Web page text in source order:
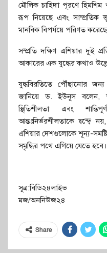
মৌলিক চাহিদা পূরণে হিমশিম
রূপ নিয়েছে এবং
মানবিক বিপর্যয়ে পরিণত
সম্প্রতি দক্ষিণ এশিয়ার দুই
আকারের এক যুদ্ধের কথাও
যুদ্ধবিরতিতে পৌঁছানোর
জানিয়ে ড. ইউনূস বলেন,
স্থিতিশীলতা এবং
আন্তঃনির্ভরশীলতাকে
এশিয়ার দেশগুলোকে শূন্য-
সমৃদ্ধির পথে এগিয়ে যেতে হবে।
সূত্র:বিডি২৪লাইভ
মজ/অননিউজ২৪
Share